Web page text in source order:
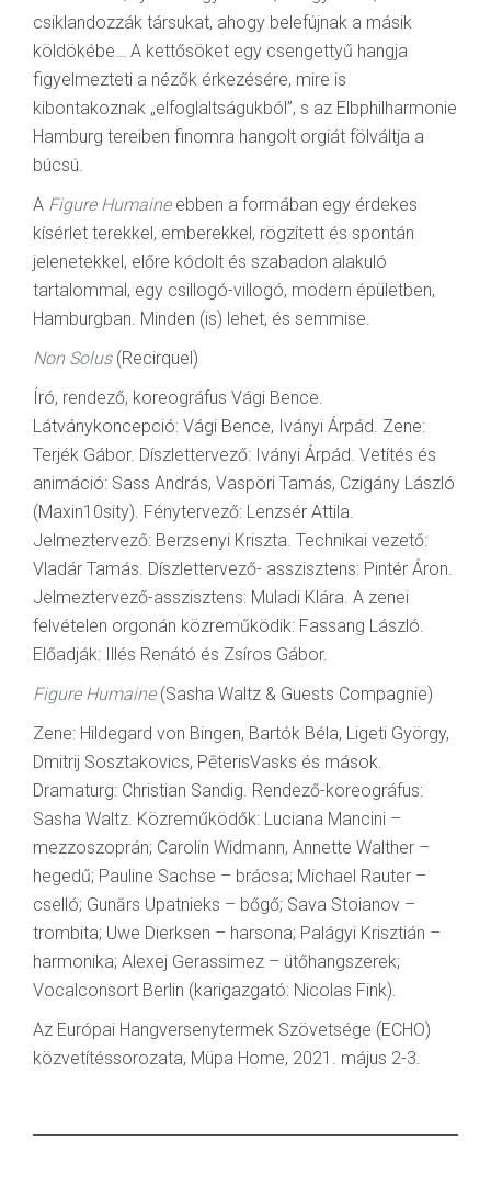
csiklandozzák társukat, ahogy belefújnak a másik
köldökébe… A kettősöket egy csengettyű hangja
figyelmezteti a nézők érkezésére, mire is
kibontakoznak „elfoglaltságukból”, s az Elbphilharmonie
Hamburg tereiben finomra hangolt orgiát fölváltja a
búcsú.
A Figure Humaineebben a formában egy érdekes
kísérlet terekkel, emberekkel, rögzített és spontán
jelenetekkel, előre kódolt és szabadon alakuló
tartalommal, egy csillogó-villogó, modern épületben,
Hamburgban. Minden (is) lehet, és semmise.
Non Solus (Recirquel)
Író, rendező, koreográfus Vági Bence.
Látványkoncepció: Vági Bence, Iványi Árpád. Zene:
Terjék Gábor. Díszlettervező: Iványi Árpád. Vetítés és
animáció: Sass András, Vaspöri Tamás, Czigány László
(Maxin10sity). Fénytervező: Lenzsér Attila.
Jelmeztervező: Berzsenyi Kriszta. Technikai vezető:
Vladár Tamás. Díszlettervező- asszisztens: Pintér Áron.
Jelmeztervező-asszisztens: Muladi Klára. A zenei
felvételen orgonán közreműködik: Fassang László.
Előadják: Illés Renátó és Zsíros Gábor.
Figure Humaine(Sasha Waltz & Guests Compagnie)
Zene: Hildegard von Bingen, Bartók Béla, Ligeti György,
Dmitrij Sosztakovics, PēterisVasks és mások.
Dramaturg: Christian Sandig. Rendező-koreográfus:
Sasha Waltz. Közreműködők: Luciana Mancini –
mezzoszoprán; Carolin Widmann, Annette Walther –
hegedű; Pauline Sachse – brácsa; Michael Rauter –
cselló; Gunārs Upatnieks – bőgő; Sava Stoianov –
trombita; Uwe Dierksen – harsona; Palágyi Krisztián –
harmonika; Alexej Gerassimez – ütőhangszerek;
Vocalconsort Berlin (karigazgató: Nicolas Fink).
Az Európai Hangversenytermek Szövetsége (ECHO)
közvetítéssorozata, Müpa Home, 2021. május 2-3.